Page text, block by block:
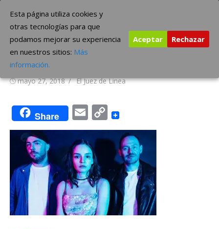
contenido
The Borderline Music
‘Love Is Dead’, el nuevo disco
de CHVRCHES
Publicada
mayo 27, 2018 Autor
El Juez de Linea
Share EmailCopy
Link
Esta página utiliza cookies y
otras tecnologías para que
podamos mejorar su experiencia
en nuestros sitios: Más
información.
Aceptar Rechazar